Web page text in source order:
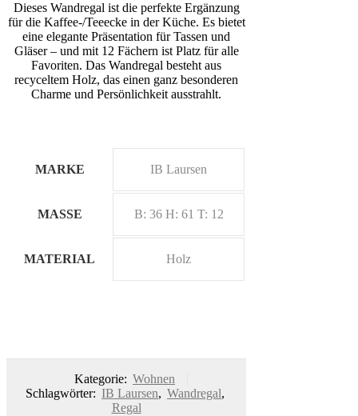
Dieses Wandregal ist die perfekte Ergänzung
für die Kaffee-/Teeecke in der Küche. Es bietet
eine elegante Präsentation für Tassen und
Gläser – und mit 12 Fächern ist Platz für alle
Favoriten. Das Wandregal besteht aus
recyceltem Holz, das einen ganz besonderen
Charme und Persönlichkeit ausstrahlt.
MARKE IB Laursen
MASSE B: 36 H: 61 T: 12
MATERIAL Holz
Kategorie: Wohnen
Schlagwörter: IB Laursen, Wandregal,
Regal